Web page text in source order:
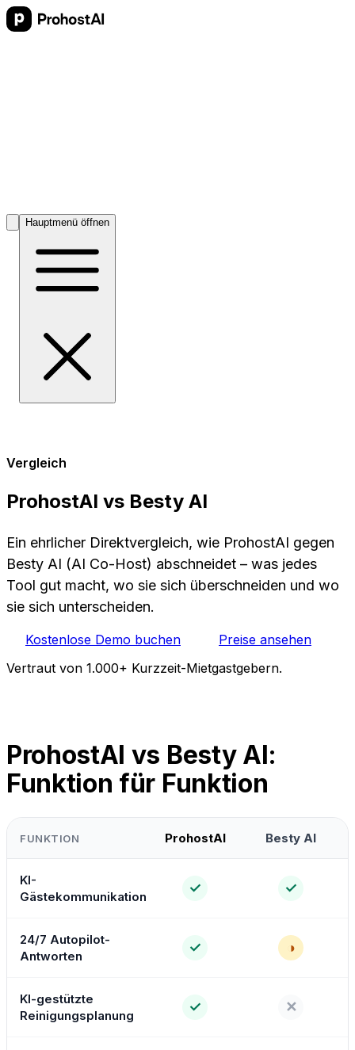
Hauptmenü öffnen
Vergleich
ProhostAI vs Besty AI
Ein ehrlicher Direktvergleich, wie ProhostAI gegen
Besty AI (AI Co-Host) abschneidet – was jedes
Tool gut macht, wo sie sich überschneiden und wo
sie sich unterscheiden.
Kostenlose Demo buchen
Preise ansehen
Vertraut von 1.000+ Kurzzeit-Mietgastgebern.
ProhostAI vs Besty AI:
Funktion für Funktion
FUNKTION ProhostAI Besty AI
KI-
Gästekommunikation
✓ ✓
24/7 Autopilot-
Antworten
✓ ◑
KI-gestützte
Reinigungsplanung
✓ ✕